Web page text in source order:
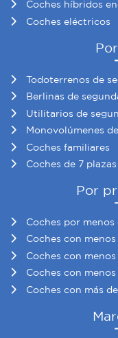
Coches híbridos
Coches eléctricos
Todoterrenos de
Berlinas de
Utilitarios de
Monovolúmenes
Coches familiares
Coches de 7 plazas
Por
Coches por menos
Coches con
Coches con
Coches con
Coches con más